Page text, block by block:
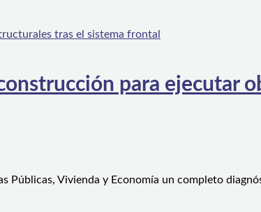
para ejecutar
Públicas, Vivienda y Economía un completo